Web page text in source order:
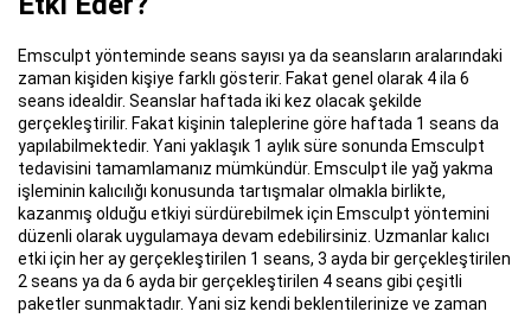
Emsculpt yönteminde seans sayısı ya da seansların aralarındaki
zaman kişiden kişiye farklı gösterir. Fakat genel olarak 4 ila 6
seans idealdir. Seanslar haftada iki kez olacak şekilde
gerçekleştirilir. Fakat kişinin taleplerine göre haftada 1 seans da
yapılabilmektedir. Yani yaklaşık 1 aylık süre sonunda Emsculpt
tedavisini tamamlamanız mümkündür. Emsculpt ile yağ yakma
işleminin kalıcılığı konusunda tartışmalar olmakla birlikte,
kazanmış olduğu etkiyi sürdürebilmek için Emsculpt yöntemini
düzenli olarak uygulamaya devam edebilirsiniz. Uzmanlar kalıcı
etki için her ay gerçekleştirilen 1 seans, 3 ayda bir gerçekleştirilen
2 seans ya da 6 ayda bir gerçekleştirilen 4 seans gibi çeşitli
paketler sunmaktadır. Yani siz kendi beklentilerinize ve zaman